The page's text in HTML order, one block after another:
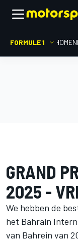
FORMULE 1 HOME
GRAND
2025 -
We hebben de
het Bahrain
van Bahrein van